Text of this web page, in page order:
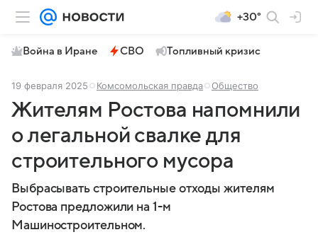
+30°
Война в Иране СВО Топливный кризис
19 февраля 2025 Комсомольская правда Общество
Жителям Ростова напомнили
о легальной свалке для
строительного мусора
Выбрасывать строительные отходы жителям
Ростова предложили на 1-м
Машиностроительном.